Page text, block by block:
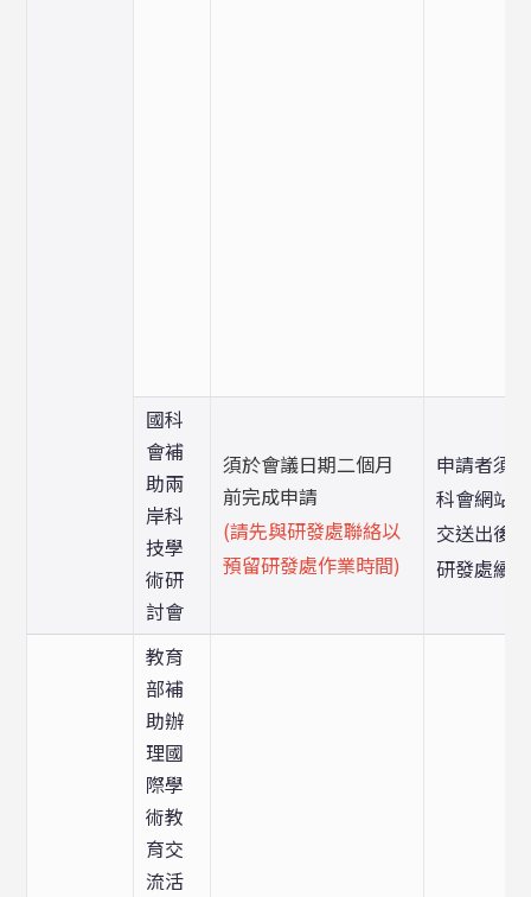
國科
會補
助兩
岸科
技學
術研
討會
須於會議日期二個月
前完成申請
(請先與研發處聯絡以
預留研發處作業時間)
申請者須
科會網站
交送出後
研發處續
教育
部補
助辦
理國
際學
術教
育交
流活